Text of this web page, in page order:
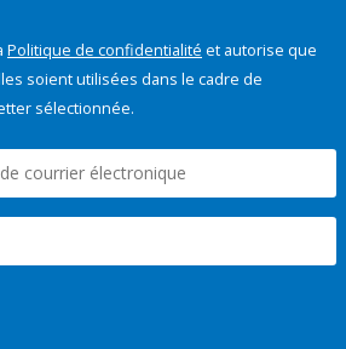
Politique de confidentialité et autorise que
soient utilisées dans le cadre de
sélectionnée.